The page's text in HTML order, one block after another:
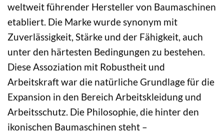
weltweit führender Hersteller von Baumaschinen
etabliert. Die Marke wurde synonym mit
Zuverlässigkeit, Stärke und der Fähigkeit, auch
unter den härtesten Bedingungen zu bestehen.
Diese Assoziation mit Robustheit und
Arbeitskraft war die natürliche Grundlage für die
Expansion in den Bereich Arbeitskleidung und
Arbeitsschutz. Die Philosophie, die hinter den
ikonischen Baumaschinen steht –